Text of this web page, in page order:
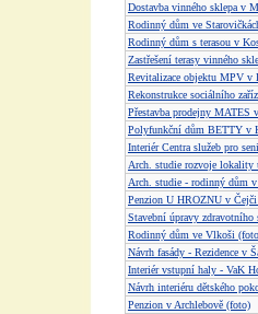
Dostavba vinného sklepa v
Rodinný dům ve
Rodinný dům s terasou v
Zastřešení terasy vinného
Revitalizace objektu MPV v
Rekonstrukce sociálního
Přestavba prodejny MATES
Polyfunkční dům BETTY v
Interiér Centra služeb pro
Arch. studie rozvoje lokality
Arch. studie - rodinný dům
Penzion U HROZNU v
Stavební úpravy
Rodinný dům ve Vlkoši
Návrh fasády - Rezidence v
Interiér vstupní haly - VaK
Návrh interiéru dětského
Penzion v Archlebově (foto)